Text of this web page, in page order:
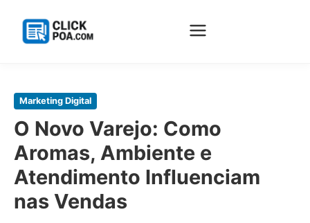
Pular
conteúdo
principal
Marketing Digital
O Novo Varejo: Como
Aromas, Ambiente e
Atendimento Influenciam
nas Vendas